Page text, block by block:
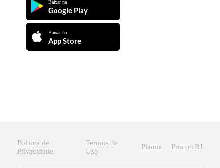
Baixar na
Google Play
Baixar na
App Store
Política de
Privacidade
Termos de
Uso
Planos Procon RJ